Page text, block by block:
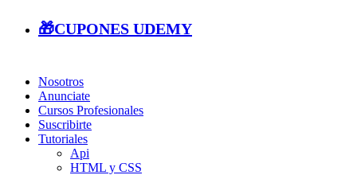
🎁CUPONES UDEMY
Nosotros
Anunciate
Cursos Profesionales
Suscribirte
Tutoriales
Api
HTML y CSS